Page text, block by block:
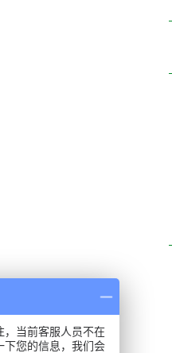
，当前客服人员不在
下您的信息，我们会